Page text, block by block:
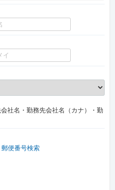
社名・勤務先会社名（カナ）・勤
郵便番号検索